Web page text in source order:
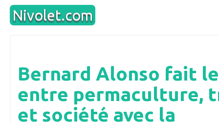
Aller
contenu
Nivolet.com
Bernard Alonso fait
entre permaculture,
et société avec la